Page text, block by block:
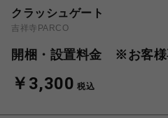
クラッシュゲート
吉祥寺PARCO
開梱・設置料金 ※お客様
￥3,300 税込